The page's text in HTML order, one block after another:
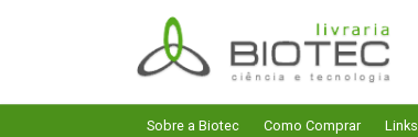
Pular
para
navegação
Pular
para
o
conteúdo
Sobre a Biotec Como Comprar Links